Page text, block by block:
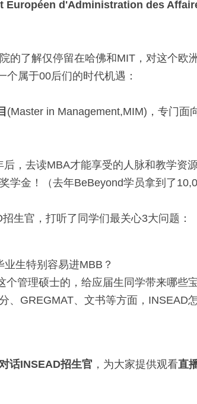
Européen d'Administration des
的了解仅停留在哈佛和MIT，对这个欧
属于00后们的时代机遇：
(Master in Management,MIM)，专门面
，去读MBA才能享受的人脉和教学资
学金！（去年BeBeyond学员拿到了
生官，打听了同学们最关心3大问题：
业生特别容易进MBB？
个管理硕士的，给应届生同学带来哪些
、GREGMAT、文书等方面，INSEAD
话INSEAD招生官 ，为大家提供观看直